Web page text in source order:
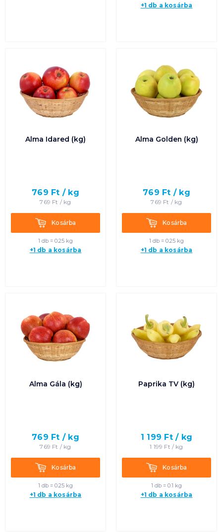
+1 db a kosárba
Alma Idared (kg)
769 Ft / kg
769 Ft / kg
KosárbaKosárba
1 db = 0.25 kg
+1 db a kosárba
Alma Golden (kg)
769 Ft / kg
769 Ft / kg
KosárbaKosárba
1 db = 0.25 kg
+1 db a kosárba
Alma Gála (kg)
769 Ft / kg
769 Ft / kg
KosárbaKosárba
1 db = 0.25 kg
+1 db a kosárba
Paprika TV (kg)
1 199 Ft / kg
1 199 Ft / kg
KosárbaKosárba
1 db = 0.1 kg
+1 db a kosárba